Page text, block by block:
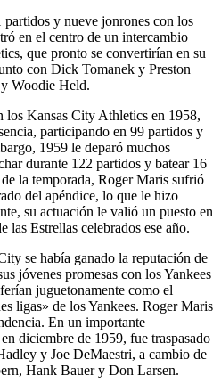
y nueve jonrones con los
en el centro de un intercambio
que pronto se convertirían en su
con Dick Tomanek y Preston
Woodie Held.
los Kansas City Athletics en 1958,
participando en 99 partidos y
1959 le deparó muchos
durante 122 partidos y batear 16
la temporada, Roger Maris sufrió
del apéndice, lo que le hizo
su actuación le valió un puesto en
las Estrellas celebrados ese año.
se había ganado la reputación de
jóvenes promesas con los Yankees
juguetonamente como el
ligas» de los Yankees. Roger Maris
En un importante
diciembre de 1959, fue traspasado
y Joe DeMaestri, a cambio de
Hank Bauer y Don Larsen.